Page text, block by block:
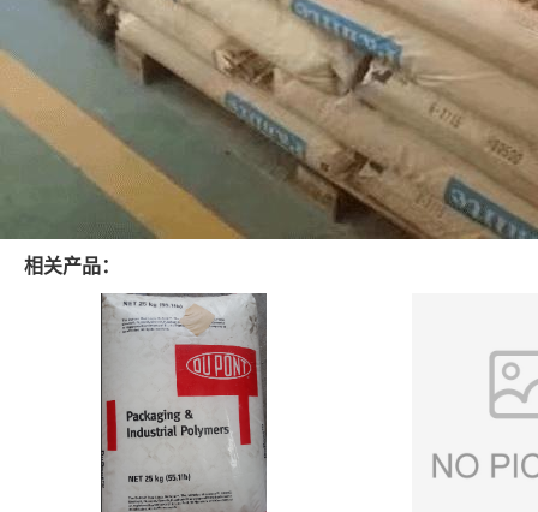
相关产品：